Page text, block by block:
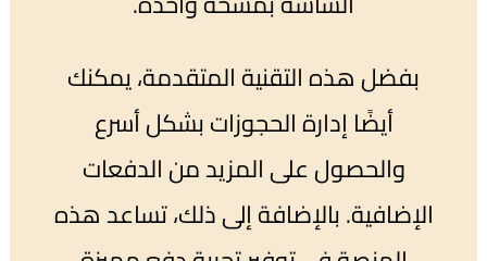
بفضل هذه التقنية المتقدمة، يمكنك
أيضًا إدارة الحجوزات بشكل أسرع
والحصول على المزيد من الدفعات
الإضافية. بالإضافة إلى ذلك، تساعد هذه